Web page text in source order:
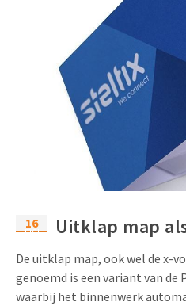
16
mei Uitklap map
De uitklap map, ook wel de x-
genoemd is een variant van de
waarbij het binnenwerk